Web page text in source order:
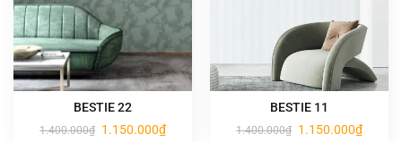
BESTIE 22
1.400.000₫ Giá
1.150.000₫Giá
hiện
BESTIE 11
1.400.000₫ Giá
1.150.000₫Giá
hiện